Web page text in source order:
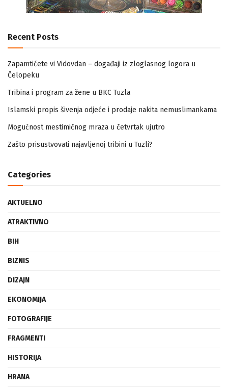
Recent Posts
Zapamtićete vi Vidovdan – događaji iz zloglasnog logora u
Čelopeku
Tribina i program za žene u BKC Tuzla
Islamski propis šivenja odjeće i prodaje nakita nemuslimankama
Mogućnost mestimičnog mraza u četvrtak ujutro
Zašto prisustvovati najavljenoj tribini u Tuzli?
Categories
AKTUELNO
ATRAKTIVNO
BIH
BIZNIS
DIZAJN
EKONOMIJA
FOTOGRAFIJE
FRAGMENTI
HISTORIJA
HRANA